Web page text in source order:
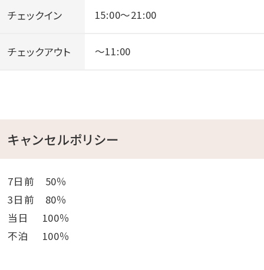
チェックイン 15:00～21:00
チェックアウト ～11:00
キャンセルポリシー
7日前 50％
3日前 80％
当日 100％
不泊 100％